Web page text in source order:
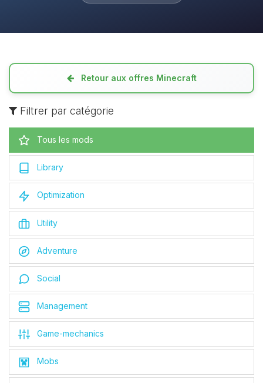
Retour aux offres Minecraft
Filtrer par catégorie
Tous les mods
Library
Optimization
Utility
Adventure
Social
Management
Game-mechanics
Mobs